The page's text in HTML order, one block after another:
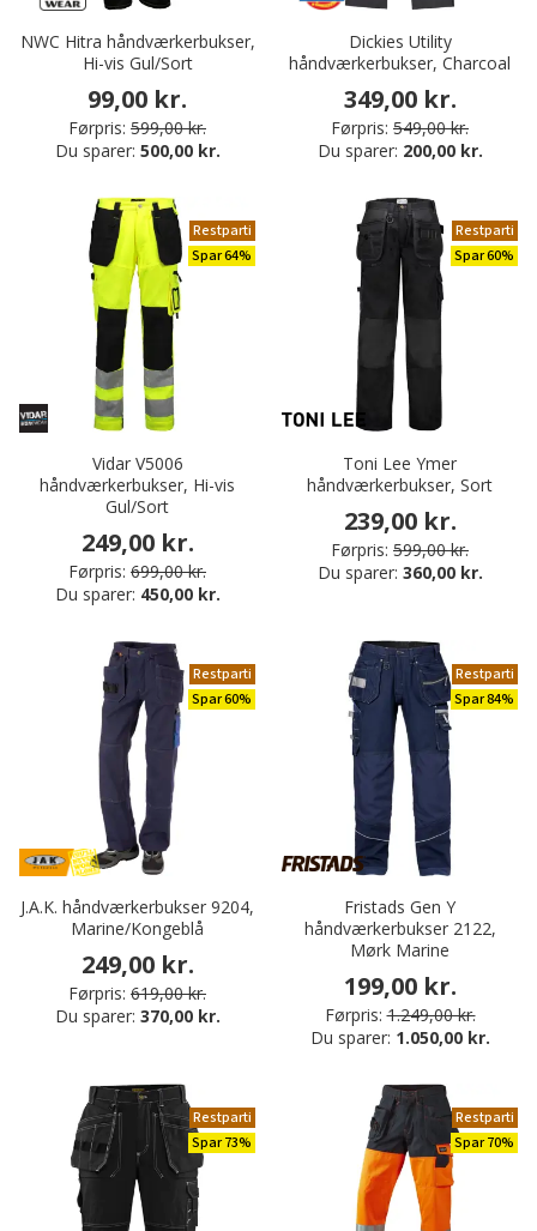
NWC Hitra håndværkerbukser,
Hi-vis Gul/Sort
99,00 kr.
Førpris: 599,00 kr.
Du sparer: 500,00 kr.
Dickies Utility
håndværkerbukser, Charcoal
349,00 kr.
Førpris: 549,00 kr.
Du sparer: 200,00 kr.
Restparti
Spar 64%
Vidar V5006
håndværkerbukser, Hi-vis
Gul/Sort
249,00 kr.
Førpris: 699,00 kr.
Du sparer: 450,00 kr.
Restparti
Spar 60%
Toni Lee Ymer
håndværkerbukser, Sort
239,00 kr.
Førpris: 599,00 kr.
Du sparer: 360,00 kr.
Restparti
Spar 60%
J.A.K. håndværkerbukser 9204,
Marine/Kongeblå
249,00 kr.
Førpris: 619,00 kr.
Du sparer: 370,00 kr.
Restparti
Spar 84%
Fristads Gen Y
håndværkerbukser 2122,
Mørk Marine
199,00 kr.
Førpris: 1.249,00 kr.
Du sparer: 1.050,00 kr.
Restparti
Spar 73%
Restparti
Spar 70%